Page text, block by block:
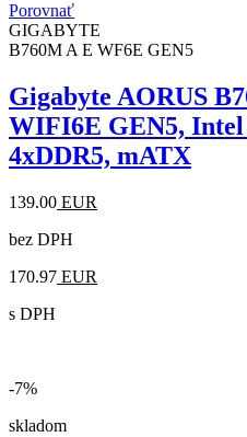
Porovnať
GIGABYTE
B760M A E WF6E GEN5
Gigabyte AORUS
WIFI6E GEN5, Intel
4xDDR5, mATX
139.00 EUR
bez DPH
170.97 EUR
s DPH
-7%
skladom